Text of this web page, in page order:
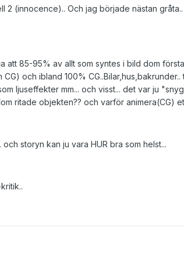
2 (innocence).. Och jag började nästan
att 85-95% av allt som syntes i bild dom
och ibland 100%
ljuseffekter mm... och visst... det var ju
ritade objekten?? och varför animera(CG)
storyn kan ju vara HUR bra som helst...